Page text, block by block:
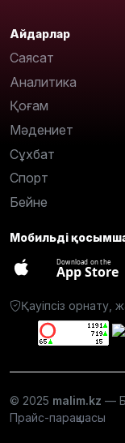
Айдарлар
Саясат
Аналитика
Қоғам
Мәдениет
Сұхбат
Спорт
Бейне
Мобильді
Download on the
App Store
Қауіпсіз орнату,
© 2025 malim.kz —
Прайс-парақшасы